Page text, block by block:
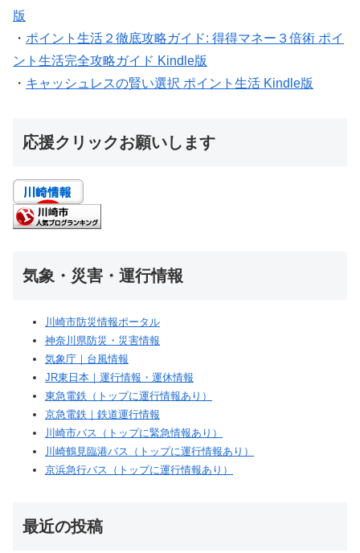
版
・ ポイント生活２徹底攻略ガイド: 得得マネー３倍術 ポイ
ント生活完全攻略ガイド Kindle版
・ キャッシュレスの賢い選択 ポイント生活 Kindle版
応援クリックお願いします
気象・災害・運行情報
川崎市防災情報ポータル
神奈川県防災・災害情報
気象庁｜台風情報
JR東日本｜運行情報・運休情報
東急電鉄（トップに運行情報あり）
京急電鉄｜鉄道運行情報
川崎市バス（トップに緊急情報あり）
川崎鶴見臨港バス（トップに運行情報あり）
京浜急行バス（トップに運行情報あり）
最近の投稿